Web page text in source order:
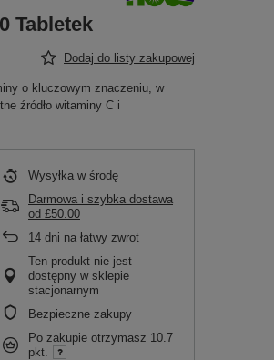
Tabletek
Dodaj do listy zakupowej
o kluczowym znaczeniu, w
źródło witaminy C i
Wysyłka w środę
Darmowa i szybka dostawa
od £50.00
14 dni na łatwy zwrot
Ten produkt nie jest
dostępny w sklepie
stacjonarnym
Bezpieczne zakupy
Po zakupie otrzymasz 10.7
pkt.